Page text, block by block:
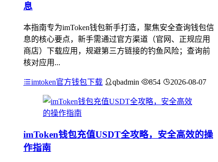
息
本指南专为imToken钱包新手打造，聚焦安全查询钱包信
息的核心要点，新手需通过官方渠道（官网、正规应用
商店）下载应用，规避第三方链接的钓鱼风险；查询前
核对应用...
imtoken官方钱包下载 qbadmin 854 2026-08-07
imToken钱包充值USDT全攻略，安全高效的操
作指南